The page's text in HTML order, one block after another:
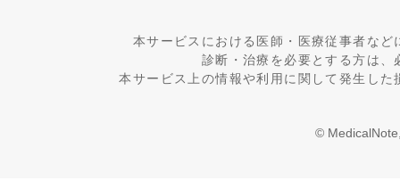
本サービスにおける医師・医療従事者な
診断・治療を必要とする方は
本サービス上の情報や利用に関して発生し
©